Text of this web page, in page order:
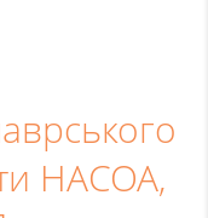
НАСОА,